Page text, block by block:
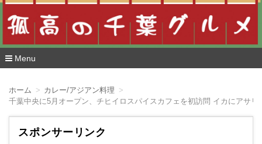
Menu
ホーム
カレー/アジアン料理
千葉中央に5月オープン、チヒイロスパイスカフェを初訪問 イカにアサ
スポンサーリンク